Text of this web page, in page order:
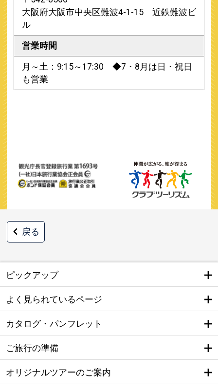
大阪府大阪市中央区難波4-1-15 近鉄難波ビ
ル
営業時間
月～土：9:15～17:30 ◆7・8月は日・祝日
も営業
戻る
ピックアップ
よく見られているページ
カタログ・パンフレット
ご旅行の準備
オリジナルツアーのご案内